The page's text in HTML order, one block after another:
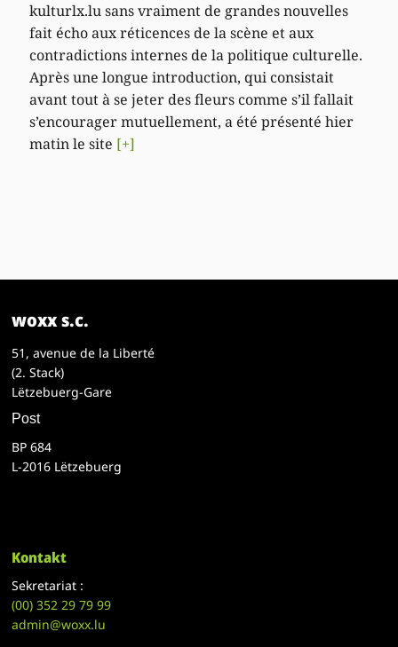
kulturlx.lu sans vraiment de grandes nouvelles
fait écho aux réticences de la scène et aux
contradictions internes de la politique culturelle.
Après une longue introduction, qui consistait
avant tout à se jeter des fleurs comme s’il fallait
s’encourager mutuellement, a été présenté hier
matin le site [+]
woxx s.c.
51, avenue de la Liberté
(2. Stack)
Lëtzebuerg-Gare
Post
BP 684
L-2016 Lëtzebuerg
Kontakt
Sekretariat :
(00)352 29 79 99
admin@woxx.lu